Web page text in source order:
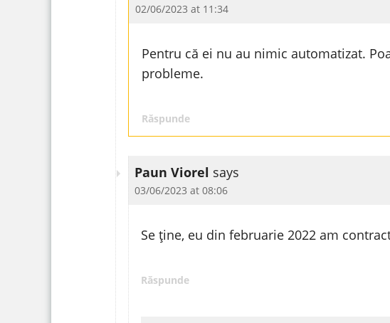
02/06/2023 at 11:34
Pentru că ei nu au nimic automatizat.
probleme.
Răspunde
Paun Viorel says
03/06/2023 at 08:06
Se ține, eu din februarie 2022 am
Răspunde